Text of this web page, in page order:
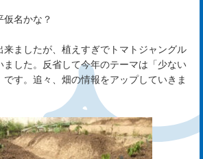
名かな？
来ましたが、植えすぎでトマトジャングル
した。 反省して今年のテーマは「少ない
です。追々、畑の情報をアップしていきま